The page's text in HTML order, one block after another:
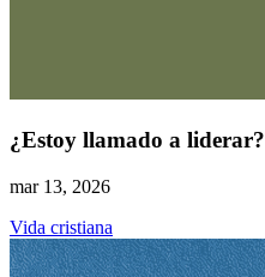
¿Estoy llamado a liderar?
mar 13, 2026
Vida cristiana